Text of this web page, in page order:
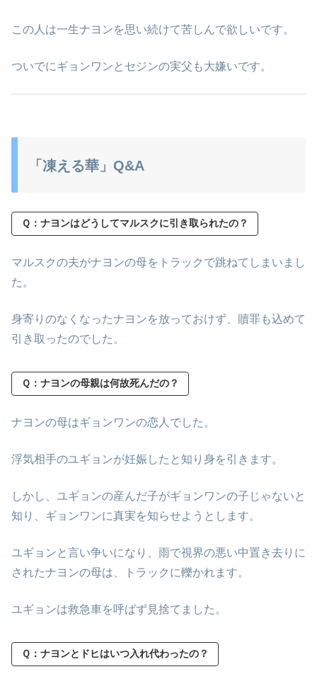
この人は一生ナヨンを思い続けて苦しんで欲しいです。
ついでにギョンワンとセジンの実父も大嫌いです。
「凍える華」Q&A
Ｑ：ナヨンはどうしてマルスクに引き取られたの？
マルスクの夫がナヨンの母をトラックで跳ねてしまいまし
た。
身寄りのなくなったナヨンを放っておけず、贖罪も込めて
引き取ったのでした。
Ｑ：ナヨンの母親は何故死んだの？
ナヨンの母はギョンワンの恋人でした。
浮気相手のユギョンが妊娠したと知り身を引きます。
しかし、ユギョンの産んだ子がギョンワンの子じゃないと
知り、ギョンワンに真実を知らせようとします。
ユギョンと言い争いになり、雨で視界の悪い中置き去りに
されたナヨンの母は、トラックに轢かれます。
ユギョンは救急車を呼ばず見捨てました。
Ｑ：ナヨンとドヒはいつ入れ代わったの？